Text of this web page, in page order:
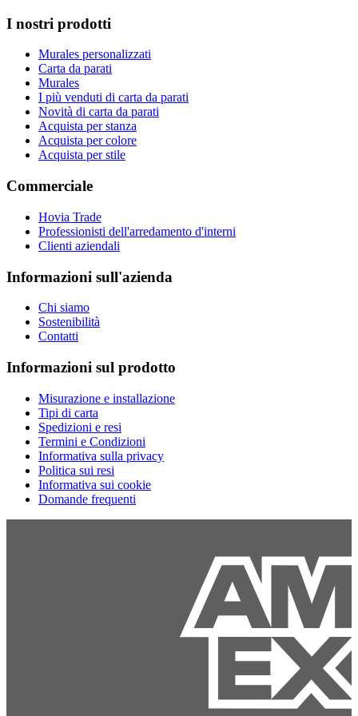
I nostri prodotti
Murales personalizzati
Carta da parati
Murales
I più venduti di carta da parati
Novità di carta da parati
Acquista per stanza
Acquista per colore
Acquista per stile
Commerciale
Hovia Trade
Professionisti dell'arredamento d'interni
Clienti aziendali
Informazioni sull'azienda
Chi siamo
Sostenibilità
Contatti
Informazioni sul prodotto
Misurazione e installazione
Tipi di carta
Spedizioni e resi
Termini e Condizioni
Informativa sulla privacy
Politica sui resi
Informativa sui cookie
Domande frequenti